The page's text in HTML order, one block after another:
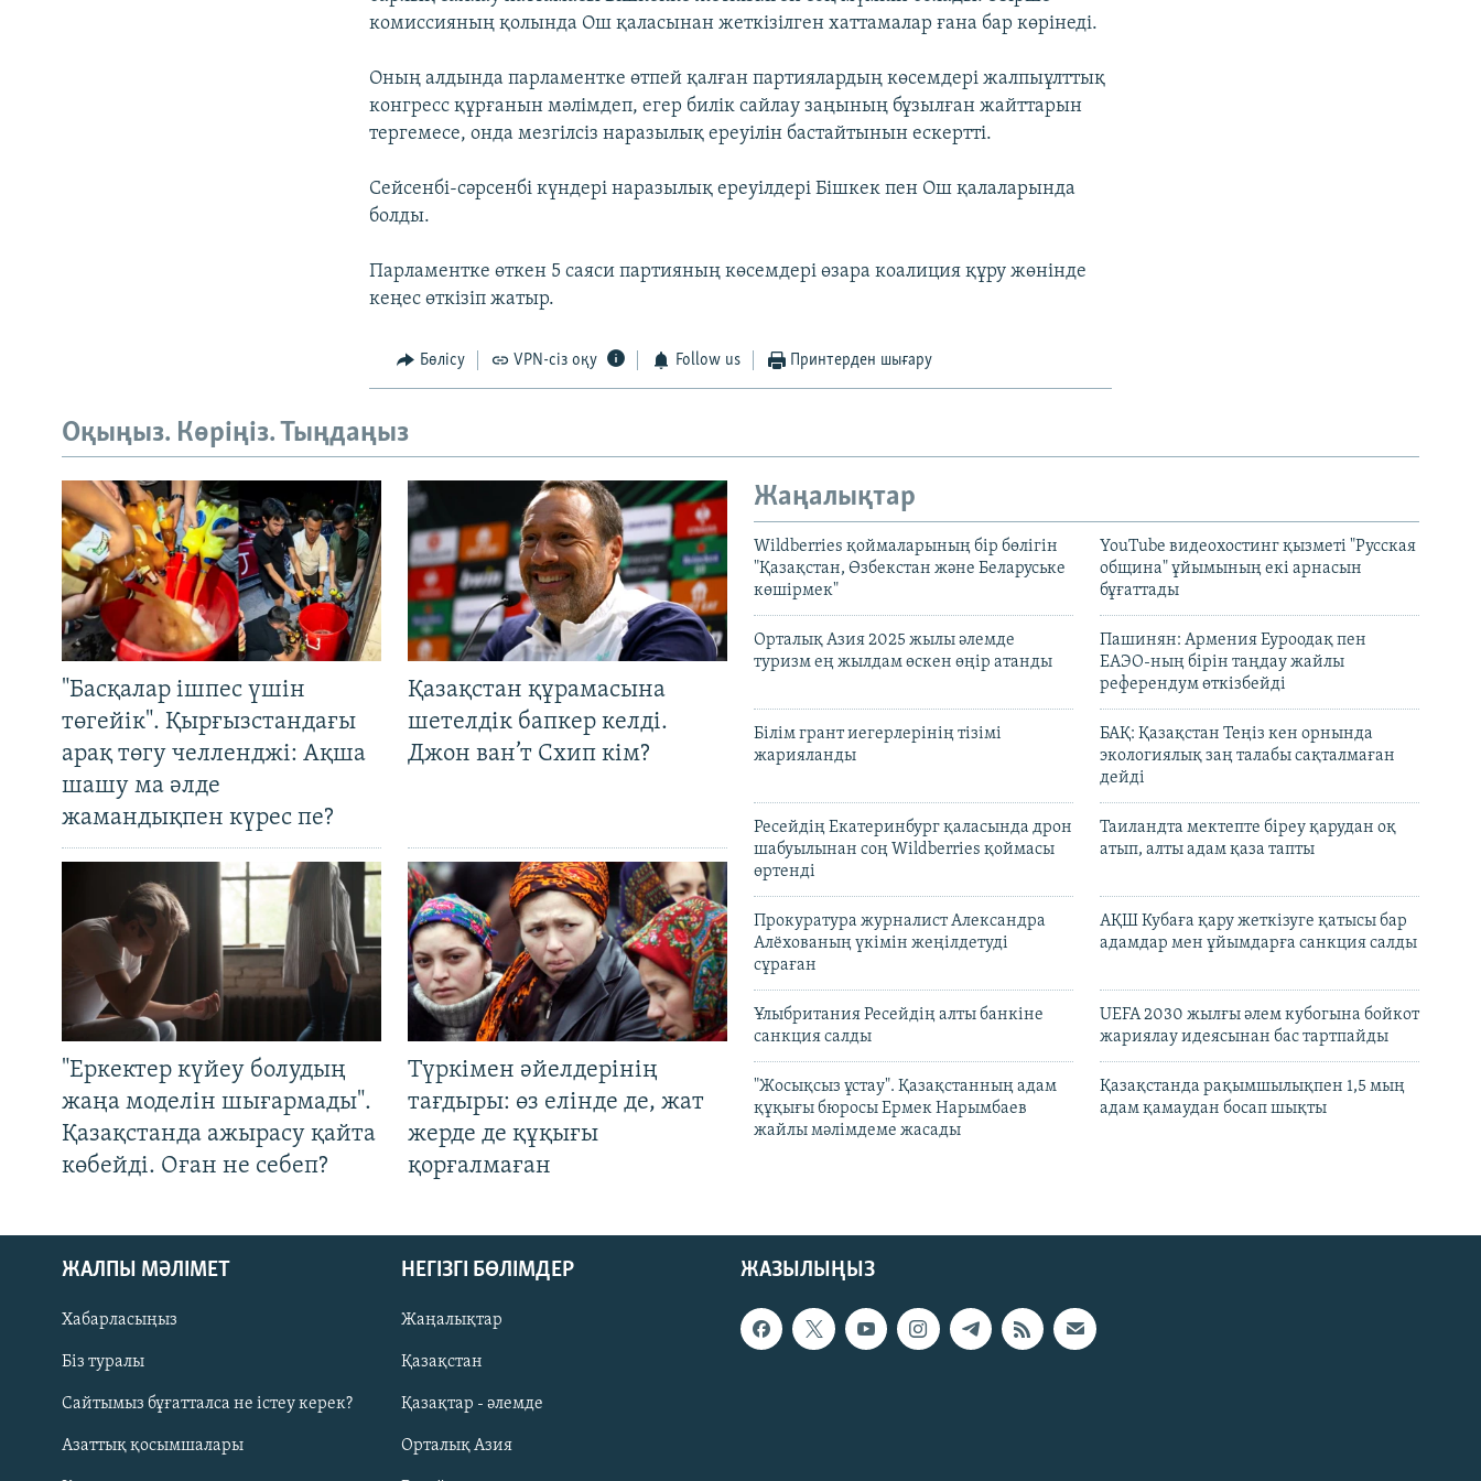
Русский
ЖАЗЫЛЫҢЫЗ
комиссияның қолында Ош қаласынан жеткізілген хаттамалар ғана бар көрінеді.
Оның алдында парламентке өтпей қалған партиялардың көсемдері жалпыұлттық
конгресс құрғанын мәлімдеп, егер билік сайлау заңының бұзылған жайттарын
тергемесе, онда мезгілсіз наразылық ереуілін бастайтынын ескертті.
Сейсенбі-сәрсенбі күндері наразылық ереуілдері Бішкек пен Ош қалаларында
болды.
Парламентке өткен 5 саяси партияның көсемдері өзара коалиция құру жөнінде
кеңес өткізіп жатыр.
Бөлісу VPN-сіз оқу Follow us Принтерден шығару
Оқыңыз. Көріңіз. Тыңдаңыз
"Басқалар ішпес үшін
төгейік". Қырғызстандағы
арақ төгу челленджі: Ақша
шашу ма әлде
жамандықпен күрес пе?
Қазақстан құрамасына
шетелдік бапкер келді.
Джон ван’т Схип кім?
"Еркектер күйеу болудың
жаңа моделін шығармады".
Қазақстанда ажырасу қайта
көбейді. Оған не себеп?
Түркімен әйелдерінің
тағдыры: өз елінде де, жат
жерде де құқығы
қорғалмаған
Жаңалықтар
Wildberries қоймаларының бір бөлігін
"Қазақстан, Өзбекстан және Беларуське
көшірмек"
YouTube видеохостинг қызметі "Русская
община" ұйымының екі арнасын
бұғаттады
Орталық Азия 2025 жылы әлемде
туризм ең жылдам өскен өңір атанды
Пашинян: Армения Еуроодақ пен
ЕАЭО-ның бірін таңдау жайлы
референдум өткізбейді
Білім грант иегерлерінің тізімі
жарияланды
БАҚ: Қазақстан Теңіз кен орнында
экологиялық заң талабы сақталмаған
дейді
Ресейдің Екатеринбург қаласында дрон
шабуылынан соң Wildberries қоймасы
өртенді
Таиландта мектепте біреу қарудан оқ
атып, алты адам қаза тапты
Прокуратура журналист Александра
Алёхованың үкімін жеңілдетуді
сұраған
АҚШ Кубаға қару жеткізуге қатысы бар
адамдар мен ұйымдарға санкция салды
Ұлыбритания Ресейдің алты банкіне
санкция салды
UEFA 2030 жылғы әлем кубогына бойкот
жариялау идеясынан бас тартпайды
"Жосықсыз ұстау". Қазақстанның адам
құқығы бюросы Ермек Нарымбаев
жайлы мәлімдеме жасады
Қазақстанда рақымшылықпен 1,5 мың
адам қамаудан босап шықты
ЖАЗЫЛЫҢЫЗ
ЖАЛПЫ МӘЛІМЕТ
Хабарласыңыз
Біз туралы
Сайтымыз бұғатталса не істеу керек?
Азаттық қосымшалары
НЕГІЗГІ БӨЛІМДЕР
Жаңалықтар
Қазақстан
Қазақтар - әлемде
Орталық Азия